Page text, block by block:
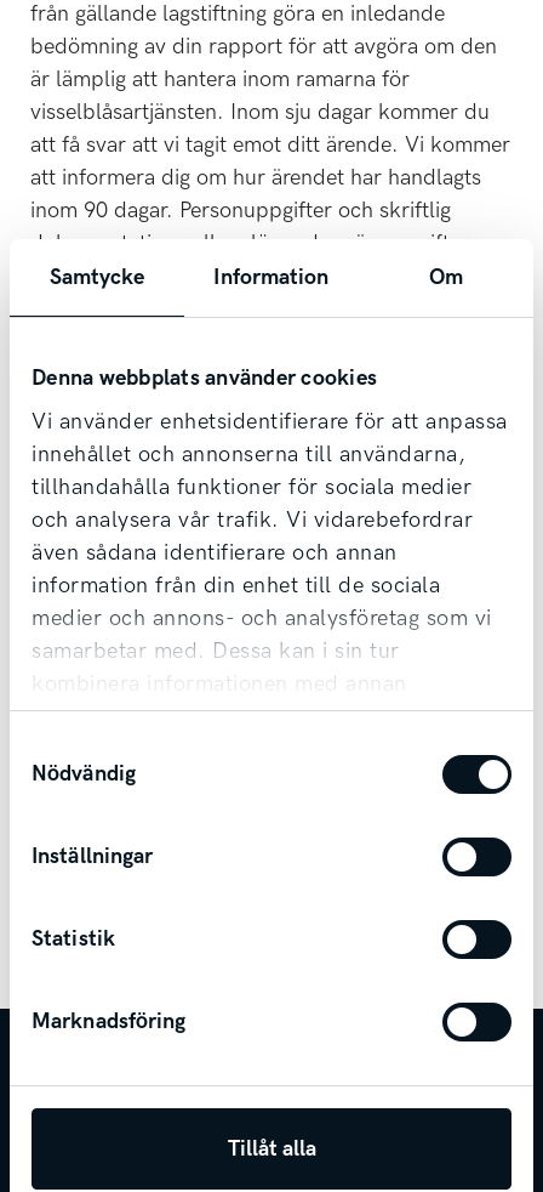
Samtycke Information Om
Denna webbplats använder cookies
Vi använder enhetsidentifierare för att anpassa
innehållet och annonserna till användarna,
tillhandahålla funktioner för sociala medier
och analysera vår trafik. Vi vidarebefordrar
även sådana identifierare och annan
information från din enhet till de sociala
medier och annons- och analysföretag som vi
samarbetar med. Dessa kan i sin tur
kombinera informationen med annan
information som du har tillhandahållit eller
som de har samlat in när du har använt deras
tjänster.
Nödvändig
Inställningar
Statistik
Marknadsföring
Tillåt alla
från gällande lagstiftning göra en inledande
bedömning av din rapport för att avgöra om den
är lämplig att hantera inom ramarna för
visselblåsartjänsten. Inom sju dagar kommer du
att få svar att vi tagit emot ditt ärende. Vi kommer
att informera dig om hur ärendet har handlagts
inom 90 dagar. Personuppgifter och skriftlig
dokumentation gallras löpande, när uppgifterna
inte längre är nödvändiga, dock senast 2 år efter
Extern rapportering
Oegentligheter kan också anmälas externt till en
behörig myndighet som kan ta emot, ge
återkoppling om och följa upp
visselblåsarärenden och om så är tillämpligt till
EU:s institutioner, organ eller myndigheter. Se
länk:Lista över myndigheter med ansvar enligt
ansvarsområde enligt förordning 2021:949 –
Arbetsmiljöverket (av.se)
Du har möjlighet att rapportera anonymt, och i
återrapportering i ärendet.
0500-44 48 00